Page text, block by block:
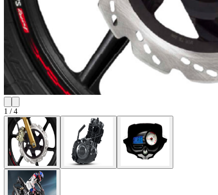
1 /4